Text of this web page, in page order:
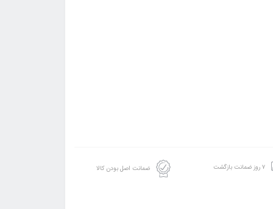
۷ روز ضمانت بازگشت ضمانت اصل بودن کالا